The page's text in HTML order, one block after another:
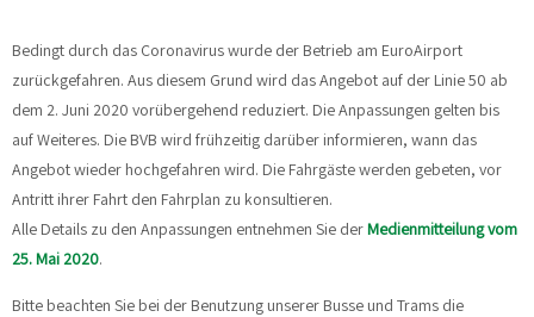
Bedingt durch das Coronavirus wurde der Betrieb am EuroAirport
zurückgefahren. Aus diesem Grund wird das Angebot auf der Linie 50 ab
dem 2. Juni 2020 vorübergehend reduziert. Die Anpassungen gelten bis
auf Weiteres. Die BVB wird frühzeitig darüber informieren, wann das
Angebot wieder hochgefahren wird. Die Fahrgäste werden gebeten, vor
Antritt ihrer Fahrt den Fahrplan zu konsultieren.
Alle Details zu den Anpassungen entnehmen Sie derMedienmitteilung vom
25. Mai 2020.
Bitte beachten Sie bei der Benutzung unserer Busse und Trams die